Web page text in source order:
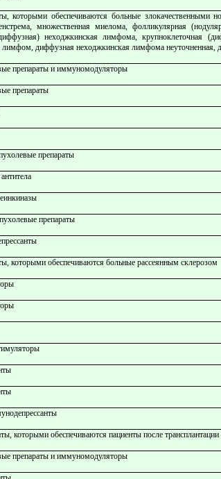
которыми обеспечиваются больные
множественная миелома, фолликулярная
неходжкинская лимфома, крупноклеточная
диффузная неходжкинская лимфома неуточненная,
препараты и иммуномодуляторы
препараты
препараты
препараты
которыми обеспечиваются больные рассеянным склерозом
которыми обеспечиваются пациенты после
препараты и иммуномодуляторы